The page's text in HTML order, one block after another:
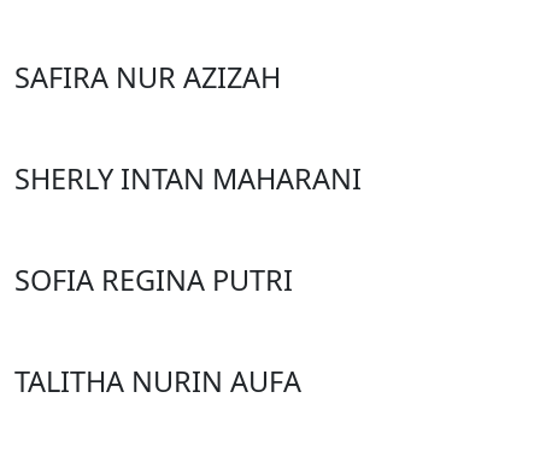
SAFIRA NUR AZIZAH
SHERLY INTAN MAHARANI
SOFIA REGINA PUTRI
TALITHA NURIN AUFA